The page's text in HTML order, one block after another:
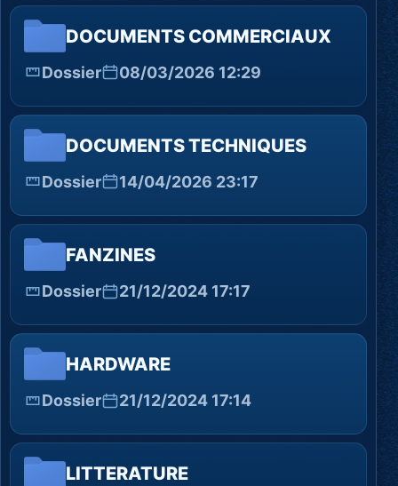
DOCUMENTS COMMERCIAUX
Dossier 08/03/2026 12:29
DOCUMENTS TECHNIQUES
Dossier 14/04/2026 23:17
FANZINES
Dossier 21/12/2024 17:17
HARDWARE
Dossier 21/12/2024 17:14
LITTERATURE